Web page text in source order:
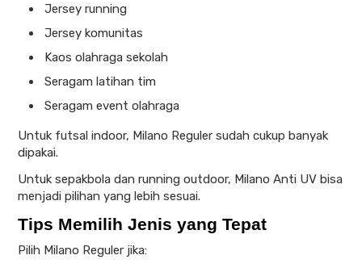
Jersey running
Jersey komunitas
Kaos olahraga sekolah
Seragam latihan tim
Seragam event olahraga
Untuk futsal indoor, Milano Reguler sudah cukup banyak
dipakai.
Untuk sepakbola dan running outdoor, Milano Anti UV bisa
menjadi pilihan yang lebih sesuai.
Tips Memilih Jenis yang Tepat
Pilih Milano Reguler jika: